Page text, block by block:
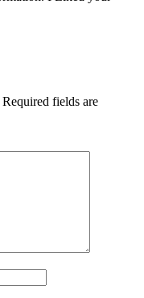
Required fields are